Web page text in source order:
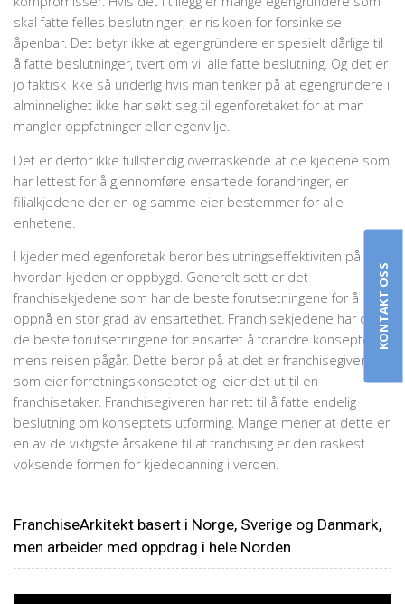
skal fatte felles beslutninger, er risikoen for forsinkelse
åpenbar. Det betyr ikke at egengründere er spesielt dårlige til
å fatte beslutninger, tvert om vil alle fatte beslutning. Og det er
jo faktisk ikke så underlig hvis man tenker på at egengründere i
alminnelighet ikke har søkt seg til egenforetaket for at man
mangler oppfatninger eller egenvilje.
Det er derfor ikke fullstendig overraskende at de kjedene som
har lettest for å gjennomføre ensartede forandringer, er
filialkjedene der en og samme eier bestemmer for alle
enhetene.
I kjeder med egenforetak beror beslutningseffektiviten på
hvordan kjeden er oppbygd. Generelt sett er det
franchisekjedene som har de beste forutsetningene for å
oppnå en stor grad av ensartethet. Franchisekjedene har også
de beste forutsetningene for ensartet å forandre konseptet
mens reisen pågår. Dette beror på at det er franchisegiveren
som eier forretningskonseptet og leier det ut til en
franchisetaker. Franchisegiveren har rett til å fatte endelig
beslutning om konseptets utforming. Mange mener at dette er
en av de viktigste årsakene til at franchising er den raskest
voksende formen for kjededanning i verden.
FranchiseArkitekt basert i Norge, Sverige og Danmark,
men arbeider med oppdrag i hele Norden
KONTAKT OSS